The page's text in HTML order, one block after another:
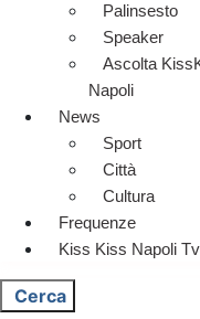
Palinsesto
Speaker
Ascolta
Napoli
News
Sport
Città
Cultura
Frequenze
Kiss Kiss Napoli Tv
Cerca